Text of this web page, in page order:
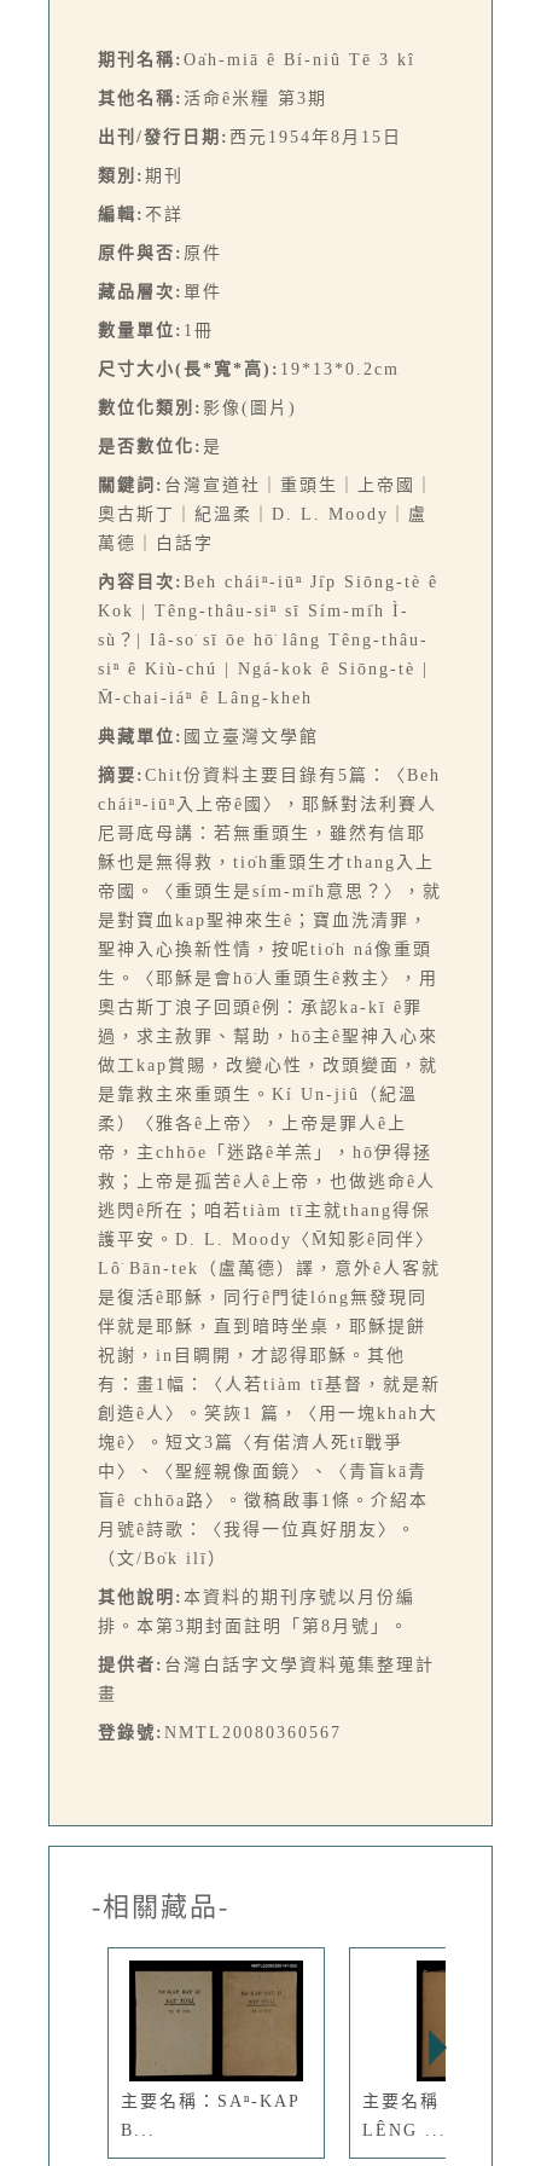
期刊名稱: Oa̍h-miā ê Bí-niû Tē 3 kî
其他名稱: 活命ê米糧 第3期
出刊/發行日期: 西元1954年8月15日
類別: 期刊
編輯: 不詳
原件與否: 原件
藏品層次: 單件
數量單位: 1冊
尺寸大小(長*寬*高): 19*13*0.2cm
數位化類別: 影像(圖片)
是否數位化: 是
關鍵詞: 台灣宣道社｜重頭生｜上帝國｜
奧古斯丁｜紀溫柔｜D. L. Moody｜盧
萬德｜白話字
內容目次: Beh cháiⁿ-iūⁿ Ji̍p Siōng-tè ê
Kok | Têng-thâu-siⁿ sī Sím-mi̍h Ì-
sù？| Iâ-so͘ sī ōe hō͘ lâng Têng-thâu-
siⁿ ê Kiù-chú | Ngá-kok ê Siōng-tè |
M̄-chai-iáⁿ ê Lâng-kheh
典藏單位: 國立臺灣文學館
摘要: Chit份資料主要目錄有5篇：〈Beh
cháiⁿ-iūⁿ入上帝ê國〉，耶穌對法利賽人
尼哥底母講：若無重頭生，雖然有信耶
穌也是無得救，tio̍h重頭生才thang入上
帝國。〈重頭生是sím-mi̍h意思？〉，就
是對寶血kap聖神來生ê；寶血洗清罪，
聖神入心換新性情，按呢tio̍h ná像重頭
生。〈耶穌是會hō͘人重頭生ê救主〉，用
奧古斯丁浪子回頭ê例：承認ka-kī ê罪
過，求主赦罪、幫助，hō͘主ê聖神入心來
做工kap賞賜，改變心性，改頭變面，就
是靠救主來重頭生。Kí Un-jiû（紀溫
柔）〈雅各ê上帝〉，上帝是罪人ê上
帝，主chhōe「迷路ê羊羔」，hō͘伊得拯
救；上帝是孤苦ê人ê上帝，也做逃命ê人
逃閃ê所在；咱若tiàm tī主就thang得保
護平安。D. L. Moody〈M̄知影ê同伴〉
Lô͘ Bān-tek（盧萬德）譯，意外ê人客就
是復活ê耶穌，同行ê門徒lóng無發現同
伴就是耶穌，直到暗時坐桌，耶穌提餅
祝謝，in目睭開，才認得耶穌。其他
有：畫1幅：〈人若tiàm tī基督，就是新
創造ê人〉。笑詼1 篇，〈用一塊khah大
塊ê〉。短文3篇〈有偌濟人死tī戰爭
中〉、〈聖經親像面鏡〉、〈青盲kā青
盲ê chhōa路〉。徵稿啟事1條。介紹本
月號ê詩歌：〈我得一位真好朋友〉。
（文/Bo̍k ilī）
其他說明: 本資料的期刊序號以月份編
排。本第3期封面註明「第8月號」。
提供者: 台灣白話字文學資料蒐集整理計
畫
登錄號: NMTL20080360567
-相關藏品-
主要名稱：SAⁿ-KAP
B...
主要名稱：PÔE-
LÊNG ...